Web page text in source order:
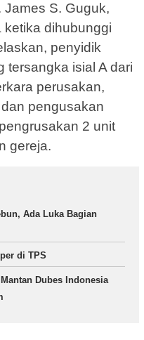
James S. Guguk,
ketika dihubunggi
penyidik
tersangka isial A dari
perusakan,
pengusakan
2 unit
gereja.
Ada Luka Bagian
di TPS
Dubes Indonesia